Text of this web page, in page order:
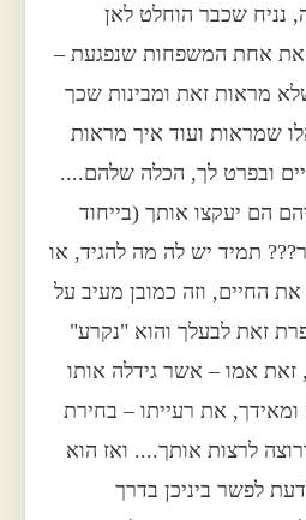
נניח שכבר הוחלט לאן
את אחת המשפחות שנפגעת –
מראות זאת ומבינות שכך
שמראות ועוד איך מראות
ובפרט לך, הכלה שלהם....
הם יעקצו אותך (בייחוד
תמיד יש לה מה להגיד, או
החיים, וזה כמובן מעיב על
זאת לבעלך והוא "נקרע"
זאת אמו – אשר גידלה אותו
את רעייתו – בחירת
לרצות אותך.... ואז הוא
לפשר ביניכן בדרך